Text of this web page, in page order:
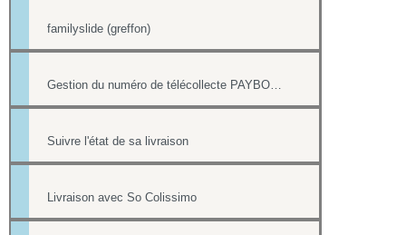
familyslide (greffon)
Gestion du numéro de télécollecte PAYBOX des paiements par CB
Suivre l'état de sa livraison
Livraison avec So Colissimo